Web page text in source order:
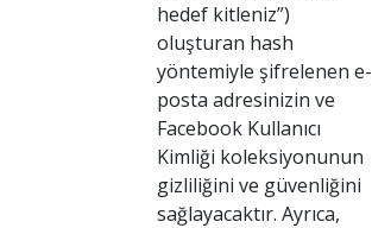
hedef kitleniz”)
oluşturan hash
yöntemiyle şifrelenen e-
posta adresinizin ve
Facebook Kullanıcı
Kimliği koleksiyonunun
gizliliğini ve güvenliğini
sağlayacaktır. Ayrıca,